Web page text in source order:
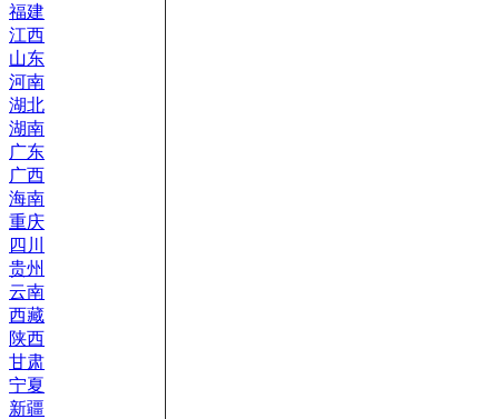
福建
江西
山东
河南
湖北
湖南
广东
广西
海南
重庆
四川
贵州
云南
西藏
陕西
甘肃
宁夏
新疆